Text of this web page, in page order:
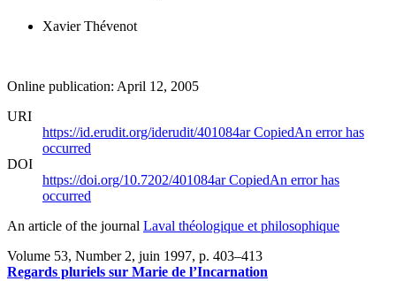
Xavier Thévenot
Online publication: April 12, 2005
URI
https://id.erudit.org/iderudit/401084arCopiedAn error has
occurred
DOI
https://doi.org/10.7202/401084arCopiedAn error has
occurred
An article of the journal Laval théologique et philosophique
Volume 53, Number 2, juin 1997, p. 403–413
Regards pluriels sur Marie de l’Incarnation